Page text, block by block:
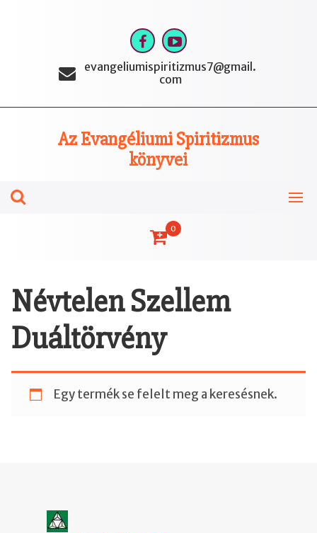
evangeliumispiritizmus7@gmail.
com
Az Evangéliumi Spiritizmus
könyvei
0
Névtelen Szellem
Duáltörvény
Egy termék se felelt meg a keresésnek.